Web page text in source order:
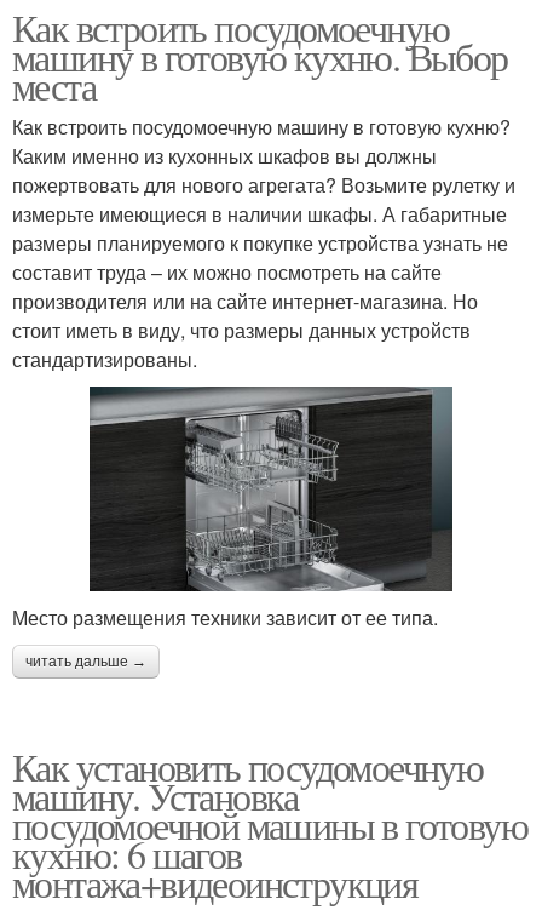
Как встроить посудомоечную
машину в готовую кухню. Выбор
места
Как встроить посудомоечную машину в готовую кухню?
Каким именно из кухонных шкафов вы должны
пожертвовать для нового агрегата? Возьмите рулетку и
измерьте имеющиеся в наличии шкафы. А габаритные
размеры планируемого к покупке устройства узнать не
составит труда – их можно посмотреть на сайте
производителя или на сайте интернет-магазина. Но
стоит иметь в виду, что размеры данных устройств
стандартизированы.
Место размещения техники зависит от ее типа.
читать дальше →
Как установить посудомоечную
машину. Установка
посудомоечной машины в готовую
кухню: 6 шагов
монтажа+видеоинструкция